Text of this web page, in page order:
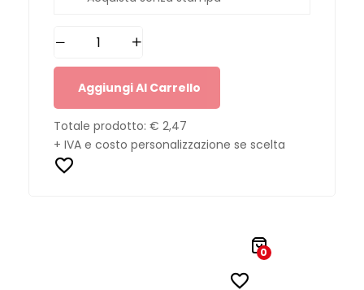
Aggiungi Al Carrello
Totale prodotto: € 2,47
+ IVA e costo personalizzazione se scelta
0